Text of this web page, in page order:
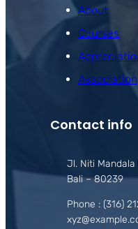
About
Courses
Association
Contact info
Jl. Niti Mandala
Bali – 80239
Phone : (316)